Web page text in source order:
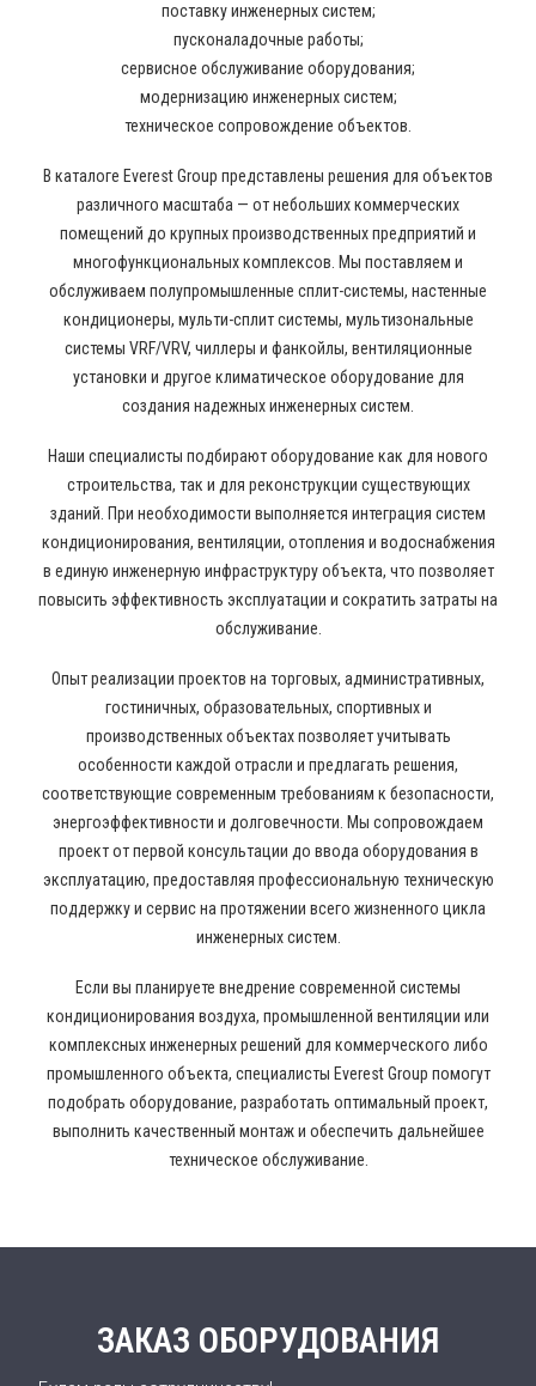
поставку инженерных систем;
пусконаладочные работы;
сервисное обслуживание оборудования;
модернизацию инженерных систем;
техническое сопровождение объектов.
В каталоге Everest Group представлены решения для объектов
различного масштаба — от небольших коммерческих
помещений до крупных производственных предприятий и
многофункциональных комплексов. Мы поставляем и
обслуживаем полупромышленные сплит-системы, настенные
кондиционеры, мульти-сплит системы, мультизональные
системы VRF/VRV, чиллеры и фанкойлы, вентиляционные
установки и другое климатическое оборудование для
создания надежных инженерных систем.
Наши специалисты подбирают оборудование как для нового
строительства, так и для реконструкции существующих
зданий. При необходимости выполняется интеграция систем
кондиционирования, вентиляции, отопления и водоснабжения
в единую инженерную инфраструктуру объекта, что позволяет
повысить эффективность эксплуатации и сократить затраты на
обслуживание.
Опыт реализации проектов на торговых, административных,
гостиничных, образовательных, спортивных и
производственных объектах позволяет учитывать
особенности каждой отрасли и предлагать решения,
соответствующие современным требованиям к безопасности,
энергоэффективности и долговечности. Мы сопровождаем
проект от первой консультации до ввода оборудования в
эксплуатацию, предоставляя профессиональную техническую
поддержку и сервис на протяжении всего жизненного цикла
инженерных систем.
Если вы планируете внедрение современной системы
кондиционирования воздуха, промышленной вентиляции или
комплексных инженерных решений для коммерческого либо
промышленного объекта, специалисты Everest Group помогут
подобрать оборудование, разработать оптимальный проект,
выполнить качественный монтаж и обеспечить дальнейшее
техническое обслуживание.
ЗАКАЗ ОБОРУДОВАНИЯ